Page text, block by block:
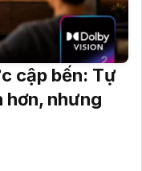
cập bến: Tự
hơn, nhưng